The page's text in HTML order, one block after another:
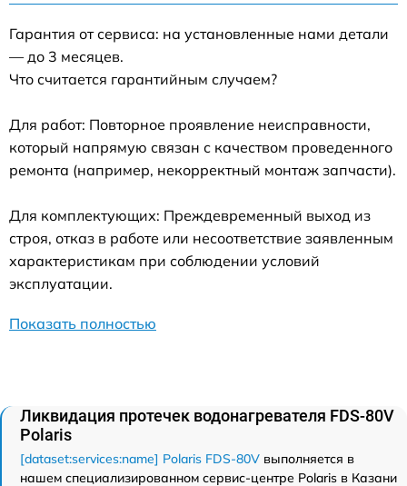
Гарантия от сервиса: на установленные нами детали
— до 3 месяцев.
Что считается гарантийным случаем?
Для работ: Повторное проявление неисправности,
который напрямую связан с качеством проведенного
ремонта (например, некорректный монтаж запчасти).
Для комплектующих: Преждевременный выход из
строя, отказ в работе или несоответствие заявленным
характеристикам при соблюдении условий
эксплуатации.
Показать полностью
Ликвидация протечек водонагревателя FDS-80V
Polaris
[dataset:services:name] Polaris FDS-80V выполняется в
нашем специализированном сервис-центре Polaris в Казани